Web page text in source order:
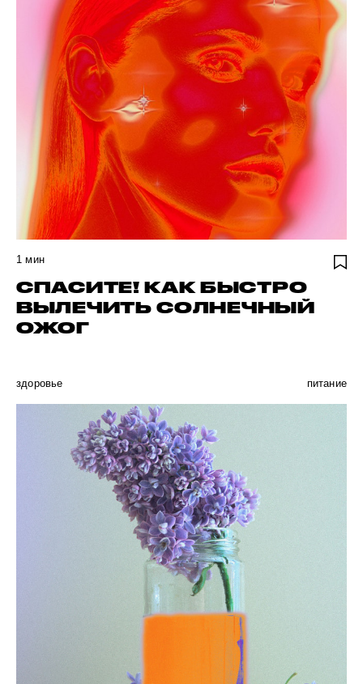
1 мин
СПАСИТЕ! КАК БЫСТРО
ВЫЛЕЧИТЬ СОЛНЕЧНЫЙ
ОЖОГ
здоровье питание